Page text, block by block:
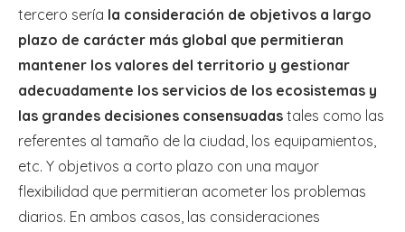
tercero sería la consideración de objetivos a largo
plazo de carácter más global que permitieran
mantener los valores del territorio y gestionar
adecuadamente los servicios de los ecosistemas y
las grandes decisiones consensuadas tales como las
referentes al tamaño de la ciudad, los equipamientos,
etc. Y objetivos a corto plazo con una mayor
flexibilidad que permitieran acometer los problemas
diarios. En ambos casos, las consideraciones